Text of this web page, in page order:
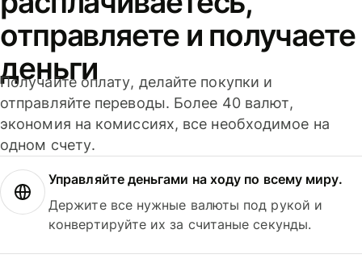
отправляете и получаете
деньги
Получайте оплату, делайте покупки и
отправляйте переводы. Более 40 валют,
экономия на комиссиях, все необходимое на
одном счету.
Управляйте деньгами на ходу по всему миру.
Держите все нужные валюты под рукой и
конвертируйте их за считаные секунды.